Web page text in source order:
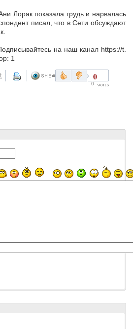
Лорак показала грудь и нарвалась
писал, что в Сети обсуждают
на наш канал https://t.
1
0
0